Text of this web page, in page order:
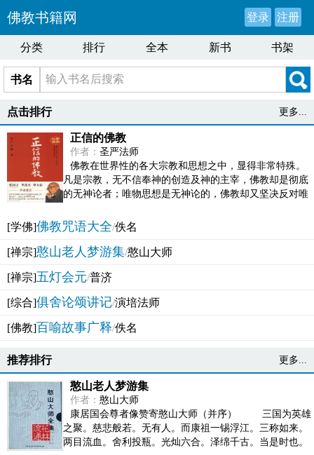
佛教书籍网 登录 注册
分类 排行 全本 新书 书架
书名
点击排行 更多...
正信的佛教
作者： 圣严法师
佛教在世界性的各大宗教和思想之中，显得非常特殊。
凡是宗教，无不信奉神的创造及神的主宰，佛教却是彻底
的无神论者；唯物思想是无神论的，佛教却又坚决反对唯
[学佛]佛教咒语大全/佚名
[禅宗]憨山老人梦游集/憨山大师
[禅宗]五灯会元/普济
[综合]俱舍论颂讲记/演培法师
[佛教]百喻故事广释/佚名
推荐排行 更多...
憨山老人梦游集
作者： 憨山大师
康居国会尊者像赞寄憨山大师（并序） 三国为英雄
之聚。慈悲般若。无有人。而康祖一锡浮江。三称如来。
两目流血。舍利投瓶。光灿六合。泽绵千古。当是时也。